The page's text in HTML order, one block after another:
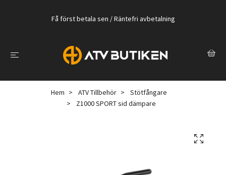
Få först betala sen / Räntefri avbetalning
Hem ATV Tillbehör
Stötfångare
Z1000 SPORT sid dämpare